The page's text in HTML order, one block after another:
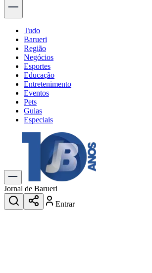
Tudo
Barueri
Região
Negócios
Esportes
Educação
Entretenimento
Eventos
Pets
Guias
Especiais
Explore Tudo
Últimas Notícias
Previsão do Tempo
Trânsito e Rotas
Dia a Dia & Lazer
Transportes
Gastronomia
Jornal de Barueri
Entrar